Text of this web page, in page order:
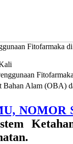
Fitofarmaka
Alam (OBA)
NOMOR